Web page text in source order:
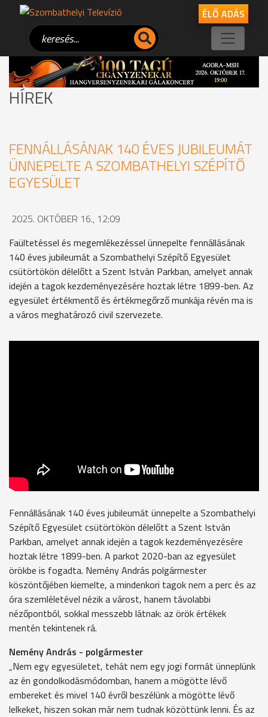
ÉLŐ ADÁS
HÍREK
FENNÁLLÁSÁNAK 140 ÉVES JUBILEUMÁT
ÜNNEPELTE A SZOMBATHELYI SZÉPÍTŐ
EGYESÜLET
2025. OKTÓBER 16., 12:09
Faültetéssel és megemlékezéssel ünnepelte fennállásának
140 éves jubileumát a Szombathelyi Szépítő Egyesület
csütörtökön délelőtt a Szent István Parkban, amelyet annak
idején a tagok kezdeményezésére hoztak létre 1899-ben. Az
egyesület értékmentő és értékmegőrző munkája révén ma is
a város meghatározó civil szervezete.
Fennállásának 140 éves jubileumát ünnepelte a Szombathelyi
Szépítő Egyesület csütörtökön délelőtt a Szent István
Parkban, amelyet annak idején a tagok kezdeményezésére
hoztak létre 1899-ben. A parkot 2020-ban az egyesület
örökbe is fogadta. Nemény András polgármester
köszöntőjében kiemelte, a mindenkori tagok nem a perc és az
óra szemléletével nézik a várost, hanem távolabbi
nézőpontból, sokkal messzebb látnak: az örök értékek
mentén tekintenek rá.
Nemény András - polgármester
„Nem egy egyesületet, tehát nem egy jogi formát ünneplünk
az én gondolkodásmódomban, hanem a mögötte lévő
embereket és mivel 140 évről beszélünk a mögötte lévő
lelkeket, hiszen sokan már nem tudnak közöttünk lenni. És az